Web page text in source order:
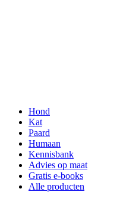
Hond
Kat
Paard
Humaan
Kennisbank
Advies op maat
Gratis e-books
Alle producten